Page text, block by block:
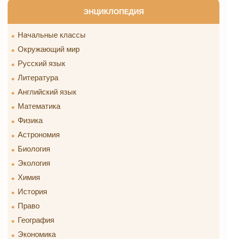
ЭНЦИКЛОПЕДИЯ
Начальные классы
Окружающий мир
Русский язык
Литература
Английский язык
Математика
Физика
Астрономия
Биология
Экология
Химия
История
Право
География
Экономика